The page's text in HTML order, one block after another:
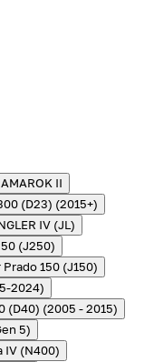
AMAROK II
(D23) (2015+)
IV (JL)
(J250)
150 (J150)
2024)
(D40) (2005 - 2015)
5)
IV (N400)